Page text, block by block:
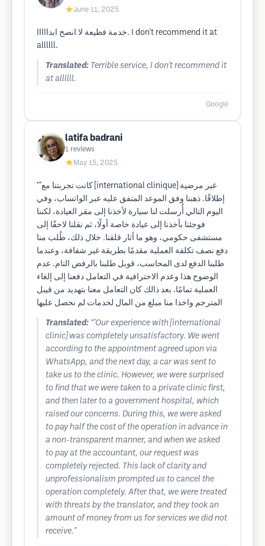
★June 11, 2025
خدمة فظيعة لا انصح ابدااااا. I don't recommend it at
allllll.
Translated: Terrible service, I don't recommend it
at allllll.
Google
latifa badrani
1 reviews
★ May 15, 2025
*"كانت تجربتنا مع [international clinique] غير مرضية
إطلاقًا. ذهبنا وفق الموعد المتفق عليه عبر الواتساب، وفي
اليوم التالي أُرسلت لنا سيارة لأخذنا إلى مقر العيادة، لكننا
فوجئنا بأخذنا إلى عيادة خاصة أولًا، ثم نقلنا لاحقًا إلى
مستشفى حكومي، وهو ما أثار قلقنا. خلال ذلك، طُلب منا
دفع نصف تكلفة العملية مقدمًا بطريقة غير شفافة، وعندما
طلبنا الدفع لدى المحاسب، قوبل طلبنا بالرفض التام. عدم
الوضوح هذا وعدم الاحترافية في التعامل دفعنا إلى إلغاء
العملية تمامًا. بعد ذالك كان التعامل معنا بتهديد من قيبل
المترجم واخذا منا مبلغ من المال لخدمات لم نحصل عليها
Translated: *"Our experience with [international
clinic] was completely unsatisfactory. We went
according to the appointment agreed upon via
WhatsApp, and the next day, a car was sent to
take us to the clinic. However, we were surprised
to find that we were taken to a private clinic first,
and then later to a government hospital, which
raised our concerns. During this, we were asked
to pay half the cost of the operation in advance in
a non-transparent manner, and when we asked
to pay at the accountant, our request was
completely rejected. This lack of clarity and
unprofessionalism prompted us to cancel the
operation completely. After that, we were treated
with threats by the translator, and they took an
amount of money from us for services we did not
receive."